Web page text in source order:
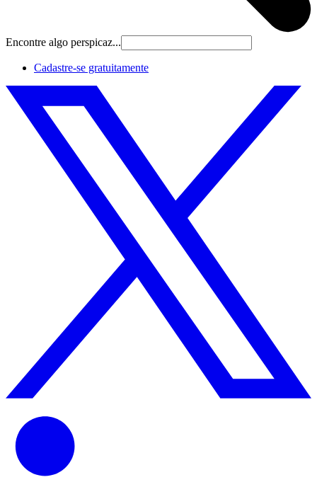
Encontre algo perspicaz...
Cadastre‐se gratuitamente